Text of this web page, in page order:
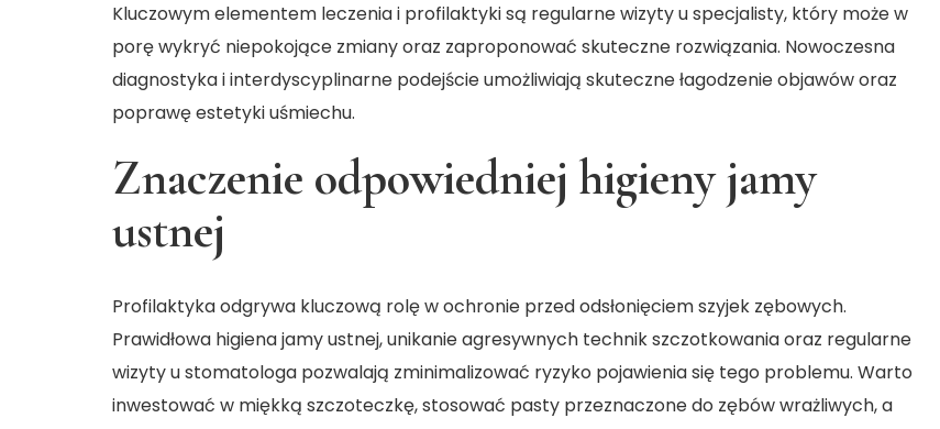
Kluczowym elementem leczenia i profilaktyki są regularne wizyty u specjalisty, który może w
porę wykryć niepokojące zmiany oraz zaproponować skuteczne rozwiązania. Nowoczesna
diagnostyka i interdyscyplinarne podejście umożliwiają skuteczne łagodzenie objawów oraz
poprawę estetyki uśmiechu.
Znaczenie odpowiedniej higieny jamy
ustnej
Profilaktyka odgrywa kluczową rolę w ochronie przed odsłonięciem szyjek zębowych.
Prawidłowa higiena jamy ustnej, unikanie agresywnych technik szczotkowania oraz regularne
wizyty u stomatologa pozwalają zminimalizować ryzyko pojawienia się tego problemu. Warto
inwestować w miękką szczoteczkę, stosować pasty przeznaczone do zębów wrażliwych, a